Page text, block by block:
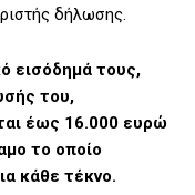
δήλωσης.
εισόδημά τους,
του,
έως 16.000 ευρώ
το οποίο
κάθε τέκνο.